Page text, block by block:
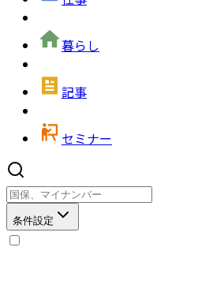
暮らし
記事
セミナー
条件設定